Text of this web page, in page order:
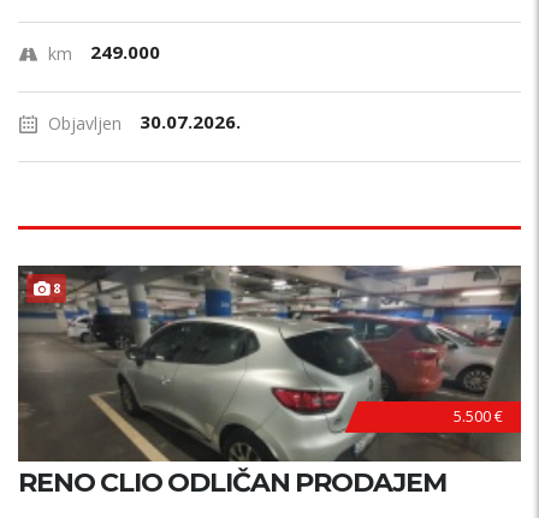
km 249.000
Objavljen 30.07.2026.
8
5.500 €
RENO CLIO ODLIČAN PRODAJEM